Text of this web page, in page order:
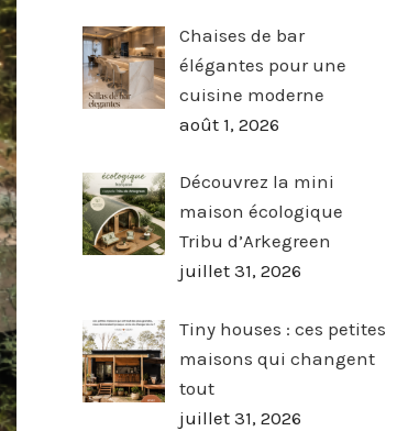
Chaises de bar
élégantes pour une
cuisine moderne
août 1, 2026
Découvrez la mini
maison écologique
Tribu d’Arkegreen
juillet 31, 2026
Tiny houses : ces petites
maisons qui changent
tout
juillet 31, 2026